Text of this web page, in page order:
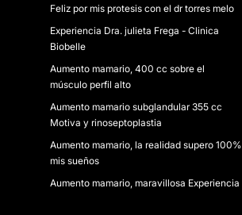
Feliz por mis protesis con el dr torres melo
Experiencia Dra. julieta Frega - Clinica
Biobelle
Aumento mamario, 400 cc sobre el
músculo perfil alto
Aumento mamario subglandular 355 cc
Motiva y rinoseptoplastia
Aumento mamario, la realidad supero 100%
mis sueños
Aumento mamario, maravillosa Experiencia